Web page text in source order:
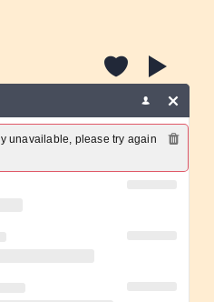
90 y 2000; música fácil de
unavailable, please try again